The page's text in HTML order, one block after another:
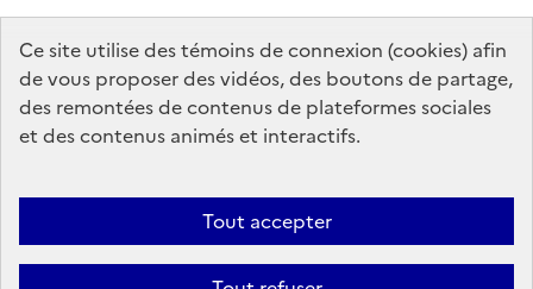
Ce site utilise des témoins de connexion (cookies) afin
de vous proposer des vidéos, des boutons de partage,
des remontées de contenus de plateformes sociales
et des contenus animés et interactifs.
Tout accepter
data.gouv.fr legifrance.gouv.fr
info.gouv.fr
service-public.gouv.fr
Mentions légales Accessibilité : partiellement conforme
Politique
d’utilisation des témoins de connexion (cookies)
Plan du site